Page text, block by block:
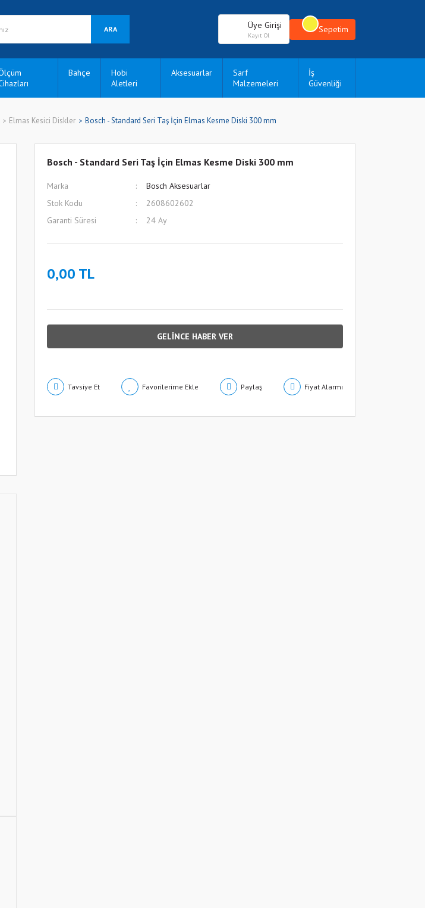
ARA Üye Girişi
Kayıt Ol
Sepetim
Bahçe
Hobi
Aletleri
Aksesuarlar
Sarf
Malzemeleri
İş
Güvenliği
Elmas Kesici Diskler Bosch - Standard Seri Taş İçin Elmas Kesme Diski 300 mm
Bosch - Standard Seri Taş İçin Elmas Kesme Diski 300 mm
Marka
Bosch Aksesuarlar
Stok Kodu
2608602602
Garanti Süresi
24 Ay
0,00 TL
GELİNCE HABER VER
Tavsiye Et Paylaş Fiyat Alarmı